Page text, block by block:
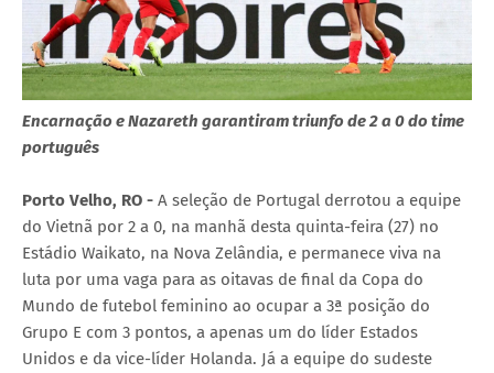
Encarnação e Nazareth garantiram triunfo de 2 a 0 do time
português
Porto Velho, RO - A seleção de Portugal derrotou a equipe
do Vietnã por 2 a 0, na manhã desta quinta-feira (27) no
Estádio Waikato, na Nova Zelândia, e permanece viva na
luta por uma vaga para as oitavas de final da Copa do
Mundo de futebol feminino ao ocupar a 3ª posição do
Grupo E com 3 pontos, a apenas um do líder Estados
Unidos e da vice-líder Holanda. Já a equipe do sudeste